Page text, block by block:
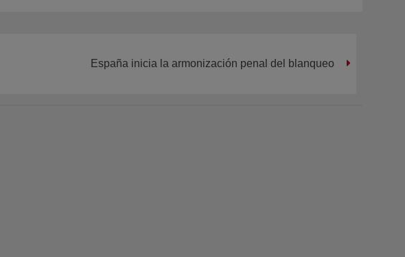
España inicia la armonización penal del blanqueo